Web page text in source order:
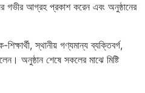
গভীর আগ্রহ প্রকাশ করেন এবং অনুষ্ঠানের
স্থানীয় গণ্যমান্য ব্যক্তিবর্গ,
অনুষ্ঠান শেষে সকলের মাঝে মিষ্টি